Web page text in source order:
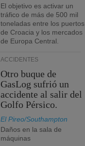
El objetivo es activar un
tráfico de más de 500 mil
toneladas entre los puertos
de Croacia y los mercados
de Europa Central.
ACCIDENTES
Otro buque de
GasLog sufrió un
accidente al salir del
Golfo Pérsico.
El Pireo/Southampton
Daños en la sala de
máquinas